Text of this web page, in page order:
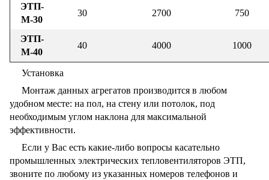
ЭТП-
М-30
30 2700 750
ЭТП-
М-40
40 4000 1000
Установка
Монтаж данных агрегатов производится в любом
удобном месте: на пол, на стену или потолок, под
необходимым углом наклона для максимальной
эффективности.
Если у Вас есть какие-либо вопросы касательно
промышленных электрических тепловентиляторов ЭТП,
звоните по любому из указанных номеров телефонов и